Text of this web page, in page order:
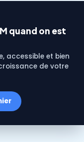
quand on est
accessible et bien
de votre